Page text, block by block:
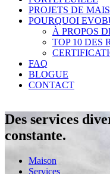
PROJETS DE
POURQUOI
À PROPOS
TOP 10 DES
FAQ
BLOGUE
CONTACT
Des services
constante.
Maison
Services